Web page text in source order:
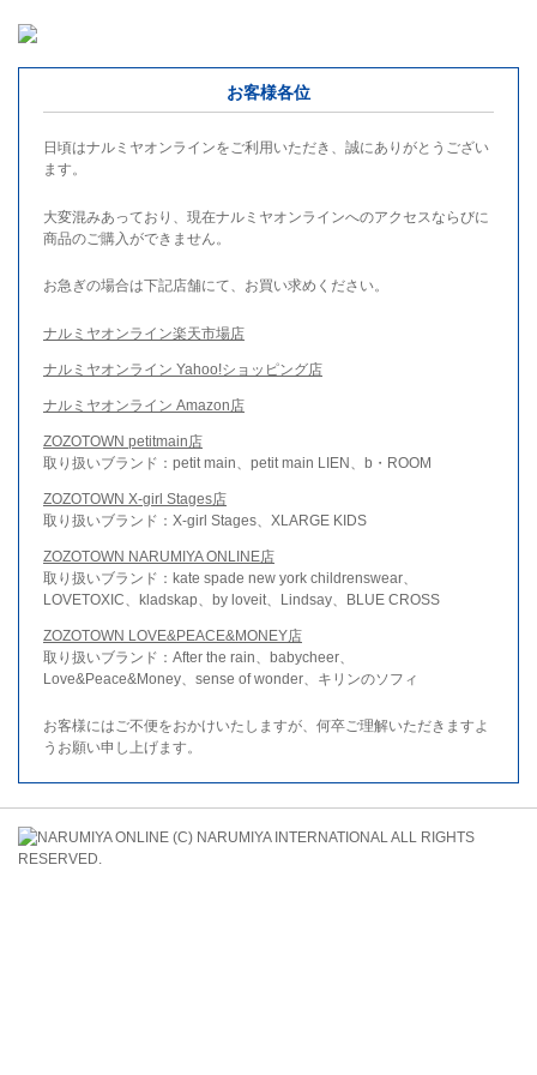
お客様各位
日頃はナルミヤオンラインをご利用いただき、誠にありがとうござい
ます。
大変混みあっており、現在ナルミヤオンラインへのアクセスならびに
商品のご購入ができません。
お急ぎの場合は下記店舗にて、お買い求めください。
ナルミヤオンライン楽天市場店
ナルミヤオンライン Yahoo!ショッピング店
ナルミヤオンライン Amazon店
ZOZOTOWN petitmain店
取り扱いブランド：petit main、petit main LIEN、b・ROOM
ZOZOTOWN X-girl Stages店
取り扱いブランド：X-girl Stages、XLARGE KIDS
ZOZOTOWN NARUMIYA ONLINE店
取り扱いブランド：kate spade new york childrenswear、
LOVETOXIC、kladskap、by loveit、Lindsay、BLUE CROSS
ZOZOTOWN LOVE&PEACE&MONEY店
取り扱いブランド：After the rain、babycheer、
Love&Peace&Money、sense of wonder、キリンのソフィ
お客様にはご不便をおかけいたしますが、何卒ご理解いただきますよ
うお願い申し上げます。